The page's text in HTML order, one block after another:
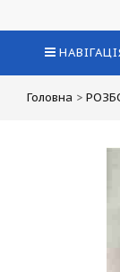
Головна >